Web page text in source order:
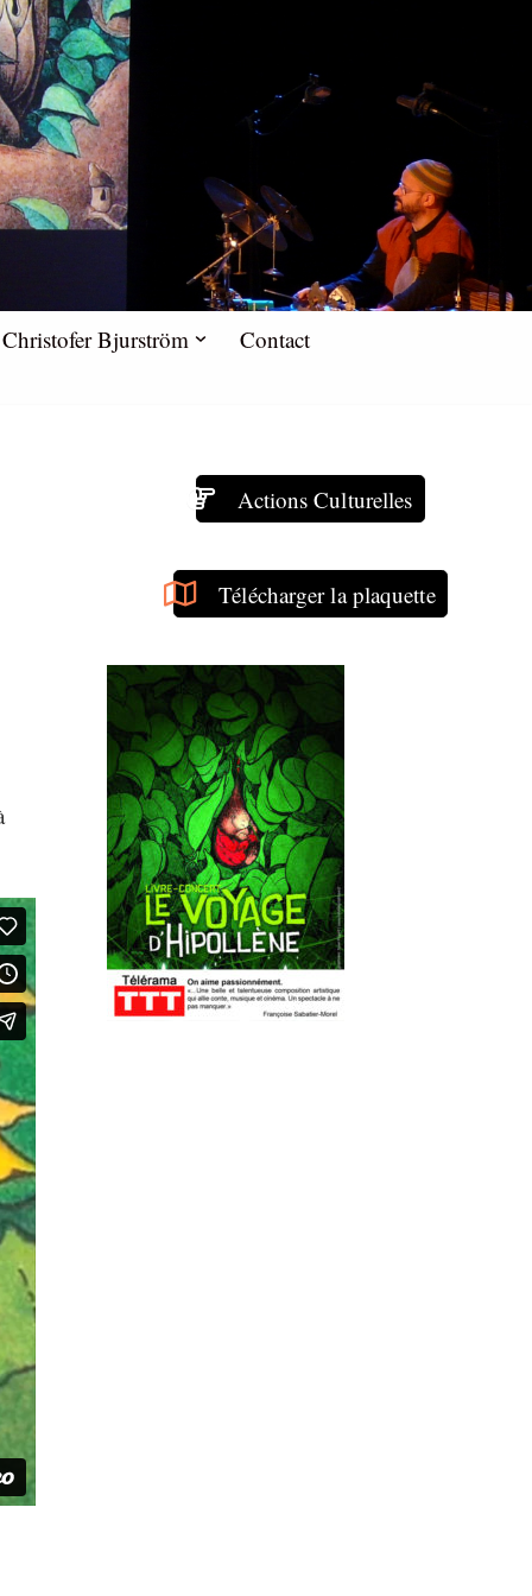
Christofer Bjurström Contact
Actions Culturelles
Télécharger la plaquette